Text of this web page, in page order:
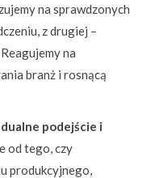
na sprawdzonych
z drugiej –
na
branż i rosnącą
podejście i
od tego, czy
produkcyjnego,